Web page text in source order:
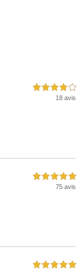
4,0 étoiles sur 5
18 avis
5,0 étoiles sur 5
75 avis
5,0 étoiles sur 5